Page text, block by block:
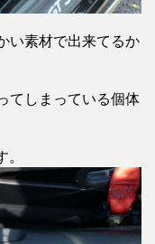
い素材で出来てるか
てしまっている個体